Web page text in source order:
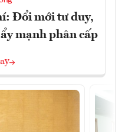
Đổi mới tư duy,
mạnh phân cấp